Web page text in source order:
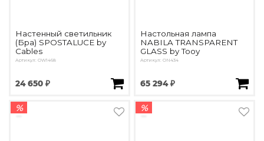
Настенный светильник
(Бра) SPOSTALUCE by
Cables
Артикул: OW1468
24 650 ₽
Настольная лампа
NABILA TRANSPARENT
GLASS by Tooy
Артикул: ON434
65 294 ₽
% %